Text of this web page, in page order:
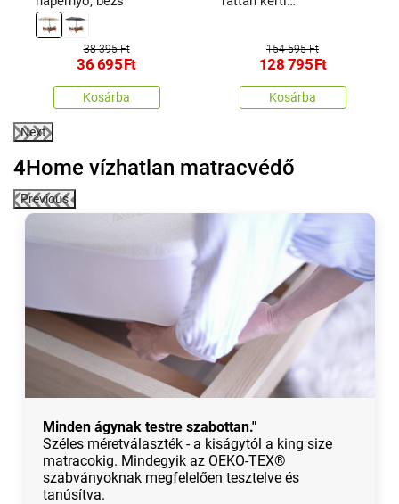
38 395 Ft
36 695Ft
Kosárba
154 595 Ft
128 795Ft
Kosárba
Next
4Home vízhatlan matracvédő
Previous
Minden ágynak testre szabottan."
Széles méretválaszték - a kiságytól a king size
matracokig. Mindegyik az OEKO-TEX®
szabványoknak megfelelően tesztelve és
tanúsítva.